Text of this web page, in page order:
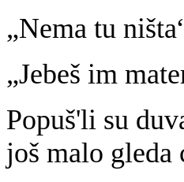
„Nema tu
„Jebeš im
Popuš'li su
još malo